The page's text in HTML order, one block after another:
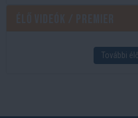
További